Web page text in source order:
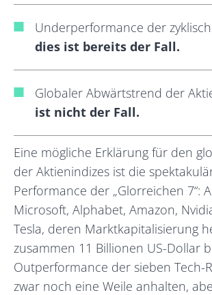
Underperformance der
dies ist bereits der Fall.
Globaler Abwärtstrend der
ist nicht der Fall.
Eine mögliche Erklärung für den
der Aktienindizes ist die
Performance der „Glorreichen 7“:
Microsoft, Alphabet, Amazon,
Tesla, deren Marktkapitalisierung
zusammen 11 Billionen US-Dollar
Outperformance der sieben Tech-
zwar noch eine Weile anhalten,